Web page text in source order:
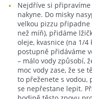
Nejdříve si připravíme
nakyne. Do misky
velkou pizzu připadne
než míň), přidáme
oleje, kvasnice (na 1/
postupně přidáváme
– málo vody způsobí,
moc vody zase, že se
to přeženete s vodou,
se nepřestane lepit.